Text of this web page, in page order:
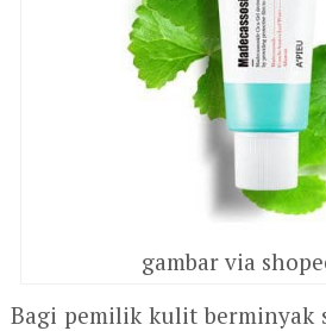
gambar via
Bagi pemilik kulit berminyak